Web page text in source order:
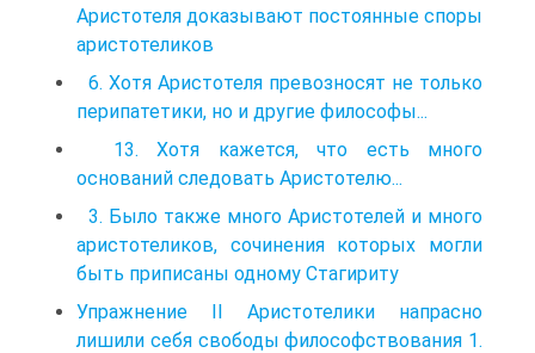
Аристотеля доказывают постоянные споры
аристотеликов
6. Хотя Аристотеля превозносят не только
перипатетики, но и другие философы...
13. Хотя кажется, что есть много
оснований следовать Аристотелю...
3. Было также много Аристотелей и много
аристотеликов, сочинения которых могли
быть приписаны одному Стагириту
Упражнение II Аристотелики напрасно
лишили себя свободы философствования 1.